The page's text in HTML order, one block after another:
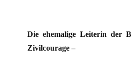
Die ehemalige Leiterin der
Zivilcourage –